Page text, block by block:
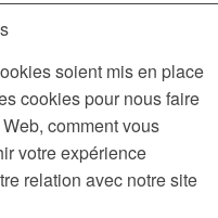
soient mis en place
cookies pour nous faire
comment vous
votre expérience
relation avec notre site